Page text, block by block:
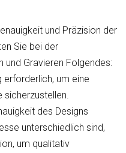
und Präzision der
Sie bei der
und Gravieren Folgendes:
erforderlich, um eine
des Designs
unterschiedlich sind,
um qualitativ